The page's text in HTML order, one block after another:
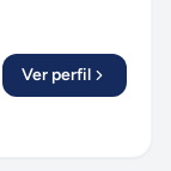
Ver perfil